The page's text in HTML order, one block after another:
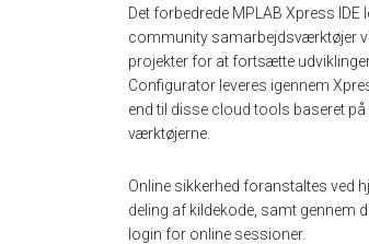
Det forbedrede MPLAB Xpress
community samarbejdsværktøjer
projekter for at fortsætte
Configurator leveres igennem
end til disse cloud tools baseret
værktøjerne.
Online sikkerhed foranstaltes ved
deling af kildekode, samt gennem
login for online sessioner.